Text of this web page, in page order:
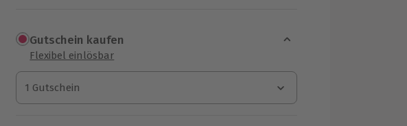
Gutschein kaufen
Flexibel einlösbar
1 Gutschein
1 Gutschein
1 Gutschein